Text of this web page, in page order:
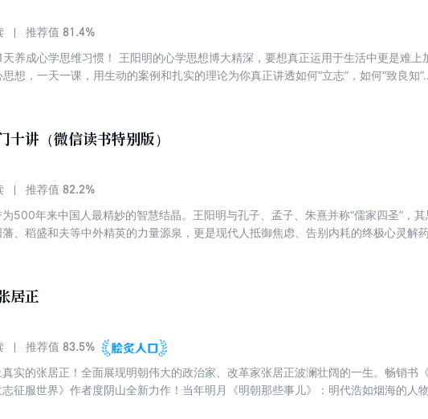
推荐值 81.4%
养成心学思维习惯！ 王阳明的心学思想博大精深，要想真正运用于生活中更是难上
想，一天一课，用生动的案例和扎实的理论为你真正讲透如何“立志”，如何“致良知
十讲（微信读书特别版）
推荐值 82.2%
500年来中国人最精妙的智慧结晶。王阳明与孔子、孟子、朱熹并称“儒家四圣”，
、稻盛和夫等中外精英的力量源泉，更是现代人抵御焦虑、告别内耗的终极心灵解
能在这里找到答案。无需古文功底，不必啃读典籍，让你轻松掌握阳明心学的神奇
自己的定盘星。
居正
推荐值 83.5%
实的张居正！全面展现明朝伟大的政治家、改革家张居正波澜壮阔的一生。畅销书
志征服世界》作者度阴山全新力作！当年明月《明朝那些事儿》：明代浩如烟海的人